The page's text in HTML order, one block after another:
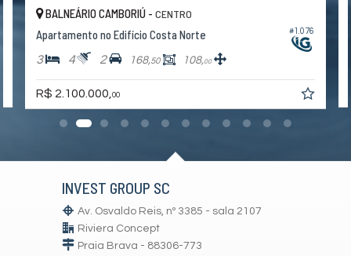
#1.076
BALNEÁRIO CAMBORIÚ -CENTRO
Apartamento no Edifício Costa Norte
3 4 2 168,50 108,00
R$ 2.100.000,00
INVEST GROUP SC
Av. Osvaldo Reis, nº 3385 - sala 2107
Riviera Concept
Praia Brava - 88306-773